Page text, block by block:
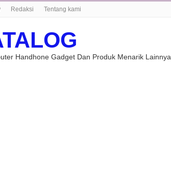
Redaksi Tentang kami
Handhone Gadget Dan Produk Menarik Lainnya